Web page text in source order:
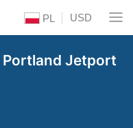
PL USD
Portland Jetport